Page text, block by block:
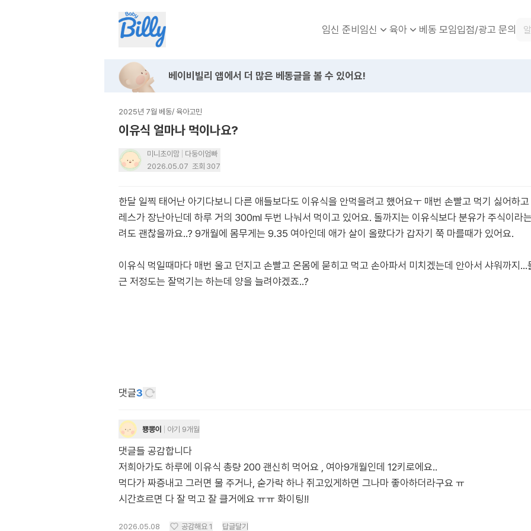
임신 준비임신 육아 베동 모임입점/광고 문의
베이비빌리 앱에서 더 많은 베동글을 볼 수 있어요!
2025년 7월 베동/ 육아고민
이유식 얼마나 먹이나요?
미니초이맘
다둥이엄빠
2026.05.07 조회 307
한달 일찍 태어난 아기다보니 다른 애들보다도 이유식을 안먹을려고 했어요ㅜ 매번 손빨고 먹기 싫어하
레스가 장난아닌데 하루 거의 300ml 두번 나눠서 먹이고 있어요. 돌까지는 이유식보다 분유가 주식이라
려도 괜찮을까요..? 9개월에 몸무게는 9.35 여아인데 애가 살이 올랐다가 갑자기 쭉 마를때가 있어요.
이유식 먹일때마다 매번 울고 던지고 손빨고 온몸에 묻히고 먹고 손아파서 미치겠는데 안아서 샤워까지
근 저정도는 잘먹기는 하는데 양을 늘려야겠죠..?
댓글3
뿅뽕이 아기 9개월
댓글들 공감합니다
저희아가도 하루에 이유식 총량 200 괜신히 먹어요 , 여아9개월인데 12키로에요..
먹다가 짜증내고 그러면 물 주거나, 숟가락 하나 쥐고있게하면 그나마 좋아하더라구요 ㅠ
시간흐르면 다 잘 먹고 잘 클거에요 ㅠㅠ 화이팅!!
2026.05.08 공감해요 1 답글달기